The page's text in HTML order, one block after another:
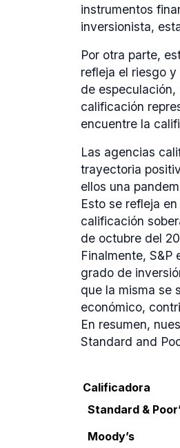
instrumentos
inversionista,
Por otra parte,
refleja el riesgo
de
calificación
encuentre la
Las agencias
trayectoria
ellos una
Esto se refleja
calificación
de octubre del
Finalmente,
grado de
que la misma se
económico,
En resumen,
Standard and
Calificadora
Standard &
Moody’s